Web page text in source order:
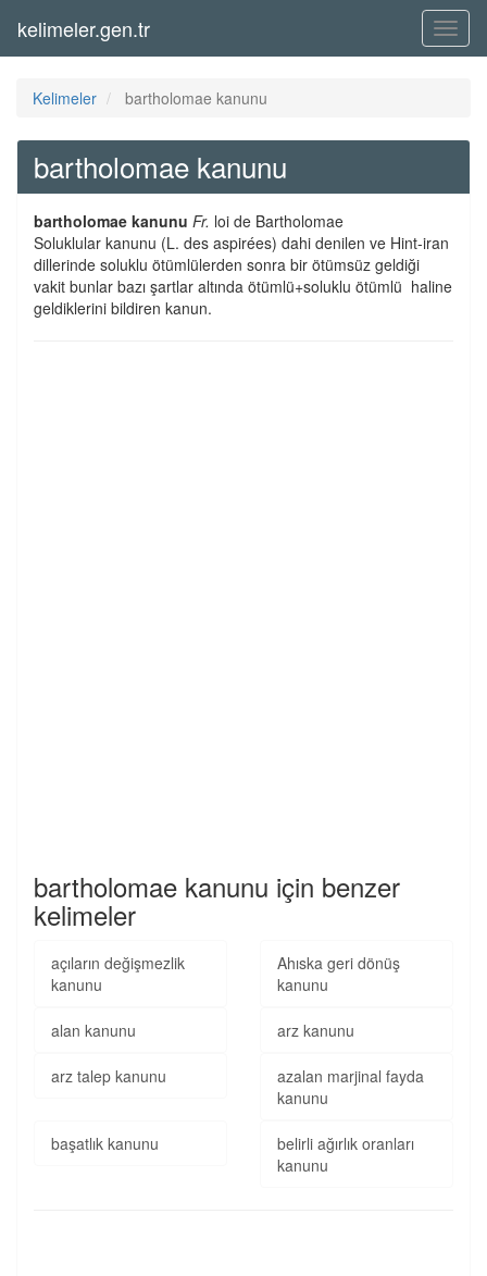
Menü
kelimeler.gen.tr
Kelimeler bartholomae kanunu
bartholomae kanunu
bartholomae kanunu Fr. loi de Bartholomae
Soluklular kanunu (L. des aspirées) dahi denilen ve Hint-iran
dillerinde soluklu ötümlülerden sonra bir ötümsüz geldiği
vakit bunlar bazı şartlar altında ötümlü+soluklu ötümlü  haline
geldiklerini bildiren kanun.
bartholomae kanunu için benzer
kelimeler
açıların değişmezlik
kanunu
Ahıska geri dönüş
kanunu
alan kanunu arz kanunu
arz talep kanunu
azalan marjinal fayda
kanunu
başatlık kanunu
belirli ağırlık oranları
kanunu